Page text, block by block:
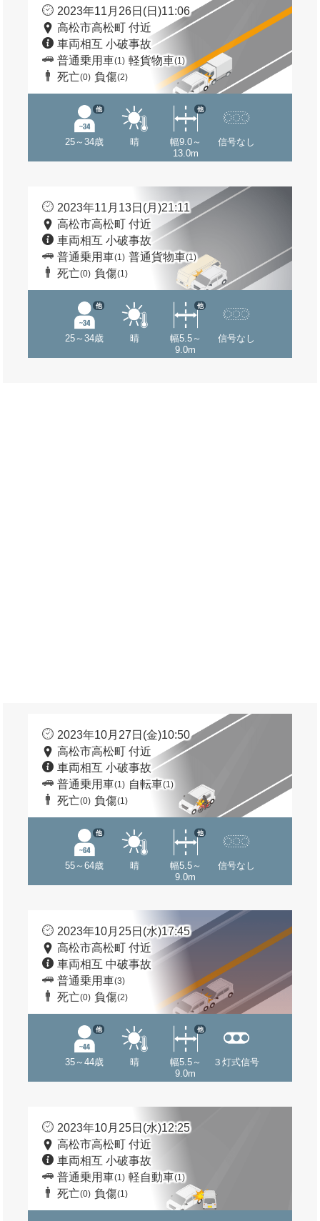
2023年11月26日(日)11:06
高松市高松町 付近
車両相互 小破事故
普通乗用車(1) 軽貨物車(1)
死亡(0) 負傷(2)
25～34歳
他
晴
幅9.0～
13.0m
他
信号なし
2023年11月13日(月)21:11
高松市高松町 付近
車両相互 小破事故
普通乗用車(1) 普通貨物車(1)
死亡(0) 負傷(1)
25～34歳
他
晴
幅5.5～
9.0m
他
信号なし
2023年10月27日(金)10:50
高松市高松町 付近
車両相互 小破事故
普通乗用車(1) 自転車(1)
死亡(0) 負傷(1)
55～64歳
他
晴
幅5.5～
9.0m
他
信号なし
2023年10月25日(水)17:45
高松市高松町 付近
車両相互 中破事故
普通乗用車(3)
死亡(0) 負傷(2)
35～44歳
他
晴
幅5.5～
9.0m
他
３灯式信号
2023年10月25日(水)12:25
高松市高松町 付近
車両相互 小破事故
普通乗用車(1) 軽自動車(1)
死亡(0) 負傷(1)